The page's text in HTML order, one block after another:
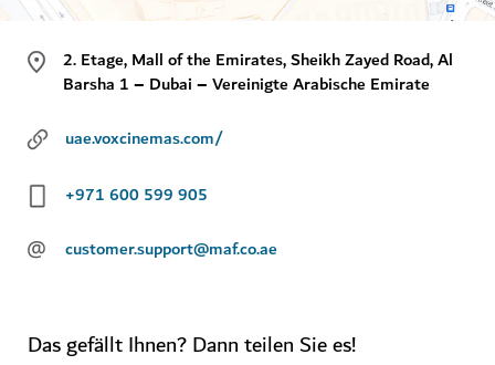
2. Etage, Mall of the Emirates, Sheikh Zayed Road, Al
Barsha 1 – Dubai – Vereinigte Arabische Emirate
uae.voxcinemas.com/
+971 600 599 905
@ customer.support@maf.co.ae
Das gefällt Ihnen? Dann teilen Sie es!